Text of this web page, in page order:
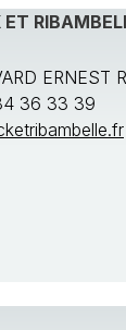
ERNEST
36 33 39